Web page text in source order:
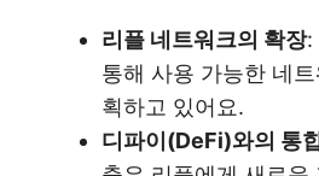
리플 네트워크의 확장:
통해 사용 가능한 네
획하고 있어요.
디파이(DeFi)와의 통